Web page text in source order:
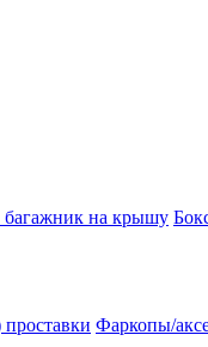
на крышу
Фаркопы/